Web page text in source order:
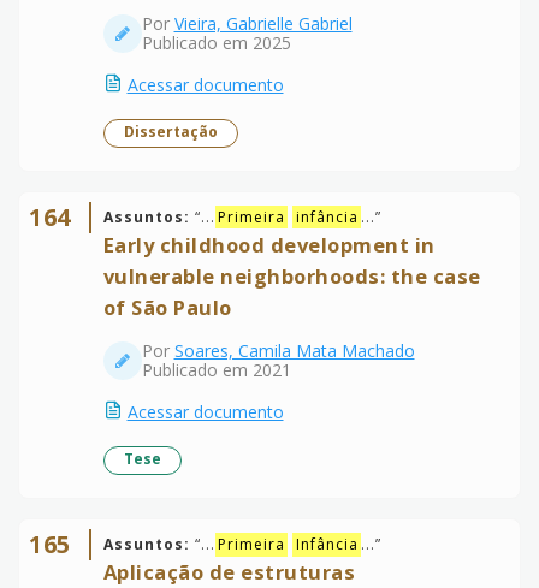
Por Vieira, Gabrielle Gabriel
Publicado em 2025
Acessar documento
Dissertação
164 Assuntos: “... Primeira infância ...”
Early childhood development in
vulnerable neighborhoods: the case
of São Paulo
Por Soares, Camila Mata Machado
Publicado em 2021
Acessar documento
Tese
165 Assuntos: “... Primeira Infância ...”
Aplicação de estruturas